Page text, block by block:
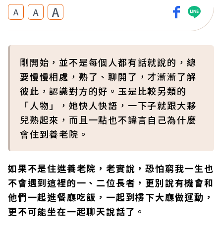
A A A
剛開始，並不是每個人都有話就說的，總
要慢慢相處，熟了、聊開了，才漸漸了解
彼此，認識對方的好。玉是比較另類的
「人物」，她快人快語，一下子就跟大夥
兒熟起來，而且一點也不諱言自己為什麼
會住到養老院。
如果不是住進養老院，老實說，恐怕窮我一生也
不會遇到這裡的一、二位長者，更別說有機會和
他們一起進餐廳吃飯，一起到樓下大廳做運動，
更不可能坐在一起聊天說話了。